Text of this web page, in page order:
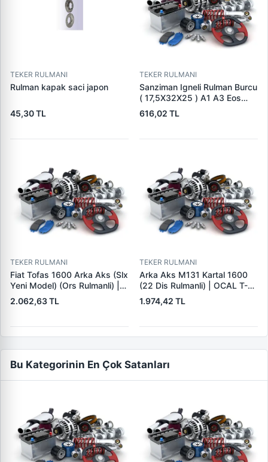
TEKER RULMANI
Rulman kapak saci japon
45,30 TL
TEKER RULMANI
Sanziman Igneli Rulman Burcu
( 17,5X32X25 ) A1 A3 Eos
Golf 5 6 7 Jetta Passat Polo
Touran Altea Leon Toledo
SRT 16100230 | OEM
616,02 TL
TEKER RULMANI
Fiat Tofas 1600 Arka Aks (Slx
Yeni Model) (Ors Rulmanli) |
OCAL T-127 | OEM 85014774
85014899
2.062,63 TL
TEKER RULMANI
Arka Aks M131 Kartal 1600
(22 Dis Rulmanli) | OCAL T-
129 | OEM 4472221
1.974,42 TL
Bu Kategorinin En Çok Satanları